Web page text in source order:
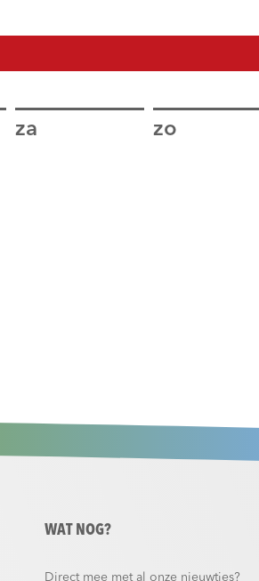
za zo
WAT NOG?
Direct mee met al onze nieuwtjes?